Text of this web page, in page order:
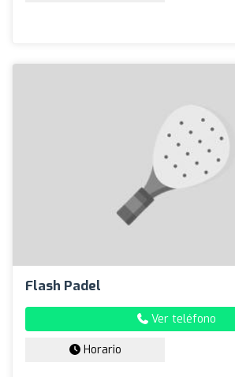
Flash Padel
Ver teléfono
Horario